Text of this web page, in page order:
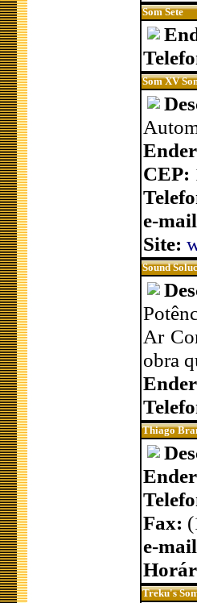
Som Sete
Som XV
CEP:
e-
Site:
Sound
Ar
obra
Thiago
Fax:
e-
Treku's